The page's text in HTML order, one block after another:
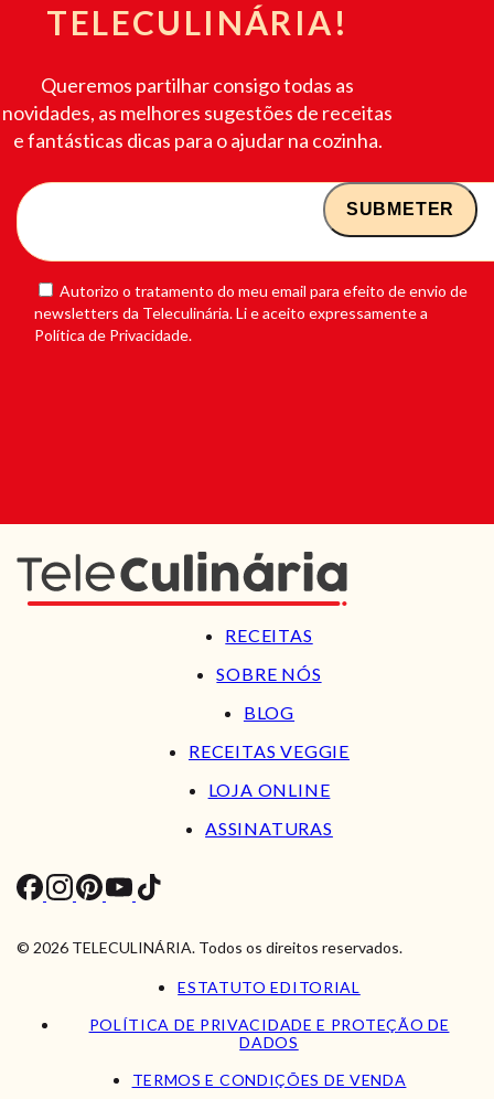
TELECULINÁRIA!
Queremos partilhar consigo todas as
novidades, as melhores sugestões de receitas
e fantásticas dicas para o ajudar na cozinha.
Autorizo o tratamento do meu email para efeito de envio de
newsletters da Teleculinária. Li e aceito expressamente a
Política de Privacidade.
RECEITAS
SOBRE NÓS
BLOG
RECEITAS VEGGIE
LOJA ONLINE
ASSINATURAS
© 2026 TELECULINÁRIA. Todos os direitos reservados.
ESTATUTO EDITORIAL
POLÍTICA DE PRIVACIDADE E PROTEÇÃO DE
DADOS
TERMOS E CONDIÇÕES DE VENDA